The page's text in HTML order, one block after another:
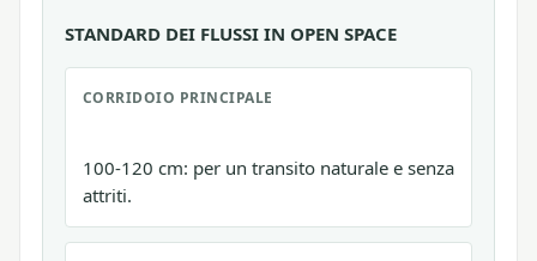
STANDARD DEI FLUSSI IN OPEN SPACE
CORRIDOIO PRINCIPALE
100-120 cm: per un transito naturale e senza
attriti.